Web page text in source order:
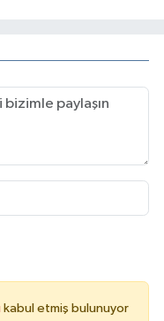
kabul etmiş bulunuyor